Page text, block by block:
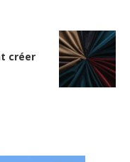
créer